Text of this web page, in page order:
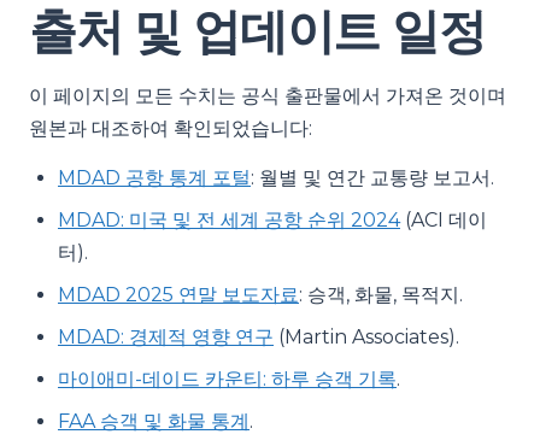
출처 및 업데이트 일정
이 페이지의 모든 수치는 공식 출판물에서 가져온 것이며
원본과 대조하여 확인되었습니다:
MDAD 공항 통계 포털: 월별 및 연간 교통량 보고서.
MDAD: 미국 및 전 세계 공항 순위 2024(ACI 데이
터).
MDAD 2025 연말 보도자료: 승객, 화물, 목적지.
MDAD: 경제적 영향 연구 (Martin Associates).
마이애미-데이드 카운티: 하루 승객 기록.
FAA 승객 및 화물 통계.